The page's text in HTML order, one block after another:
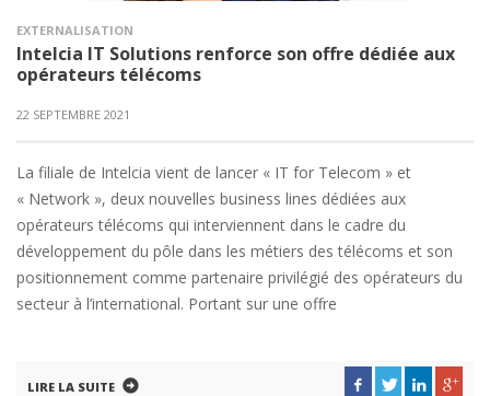
EXTERNALISATION
Intelcia IT Solutions renforce son offre dédiée aux
opérateurs télécoms
22 SEPTEMBRE 2021
La filiale de Intelcia vient de lancer « IT for Telecom » et
« Network », deux nouvelles business lines dédiées aux
opérateurs télécoms qui interviennent dans le cadre du
développement du pôle dans les métiers des télécoms et son
positionnement comme partenaire privilégié des opérateurs du
secteur à l’international. Portant sur une offre
LIRE LA SUITE